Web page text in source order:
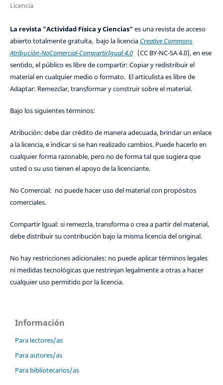
Licencia
La revista "Actividad Física y Ciencias" es una revista de acceso
abierto totalmente gratuita, bajo la licencia Creative Commons
Atribución-NoComercial-CompartirIgual 4.0(CC BY-NC-SA 4.0), en ese
sentido, el público es libre de compartir: Copiar y redistribuir el
material en cualquier medio o formato. El articulista es libre de
Adaptar: Remezclar, transformar y construir sobre el material.
Bajo los siguientes términos:
Atribución: debe dar crédito de manera adecuada, brindar un enlace
a la licencia, e indicar si se han realizado cambios. Puede hacerlo en
cualquier forma razonable, pero no de forma tal que sugiera que
usted o su uso tienen el apoyo de la licenciante.
No Comercial: no puede hacer uso del material con propósitos
comerciales.
Compartir Igual: si remezcla, transforma o crea a partir del material,
debe distribuir su contribución bajo la misma licencia del original.
No hay restricciones adicionales: no puede aplicar términos legales
ni medidas tecnológicas que restrinjan legalmente a otras a hacer
cualquier uso permitido por la licencia.
Información
Para lectores/as
Para autores/as
Para bibliotecarios/as